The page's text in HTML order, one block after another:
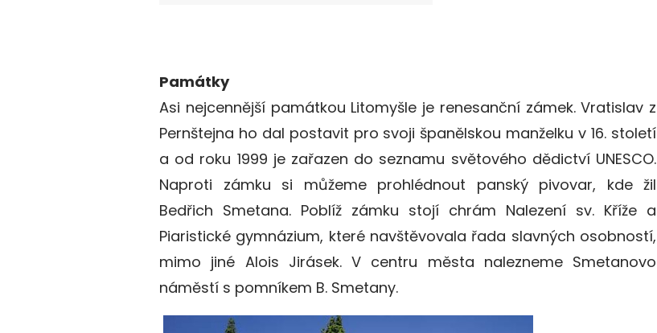
Památky
Asi nejcennější památkou Litomyšle je renesanční zámek. Vratislav z
Pernštejna ho dal postavit pro svoji španělskou manželku v 16. století
a od roku 1999 je zařazen do seznamu světového dědictví UNESCO.
Naproti zámku si můžeme prohlédnout panský pivovar, kde žil
Bedřich Smetana. Poblíž zámku stojí chrám Nalezení sv. Kříže a
Piaristické gymnázium, které navštěvovala řada slavných osobností,
mimo jiné Alois Jirásek. V centru města nalezneme Smetanovo
náměstí s pomníkem B. Smetany.